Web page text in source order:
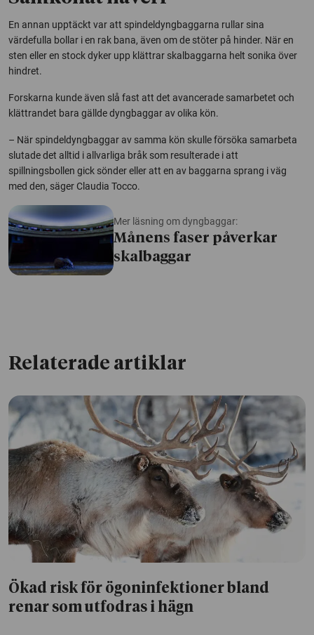
En annan upptäckt var att spindeldyngbaggarna rullar sina
värdefulla bollar i en rak bana, även om de stöter på hinder. När en
sten eller en stock dyker upp klättrar skalbaggarna helt sonika över
hindret.
Forskarna kunde även slå fast att det avancerade samarbetet och
klättrandet bara gällde dyngbaggar av olika kön.
– När spindeldyngbaggar av samma kön skulle försöka samarbeta
slutade det alltid i allvarliga bråk som resulterade i att
spillningsbollen gick sönder eller att en av baggarna sprang i väg
med den, säger Claudia Tocco.
Mer läsning om dyngbaggar:
Månens faser påverkar
skalbaggar
Relaterade artiklar
Ökad risk för ögoninfektioner bland
renar som utfodras i hägn